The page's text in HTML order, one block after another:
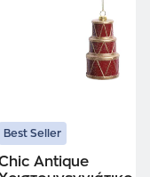
Best Seller
Antique